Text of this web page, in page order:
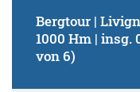
Bergtour |
1000 Hm | insg.
von 6)